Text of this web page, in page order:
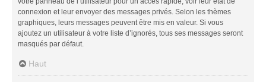
connexion et leur envoyer des messages privés. Selon les thèmes
graphiques, leurs messages peuvent être mis en valeur. Si vous
ajoutez un utilisateur à votre liste d’ignorés, tous ses messages seront
masqués par défaut.
Haut